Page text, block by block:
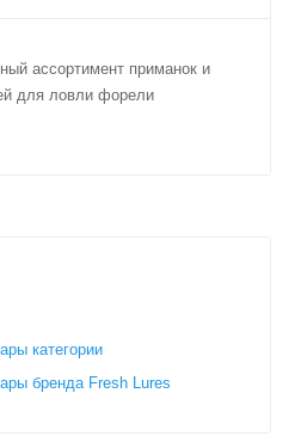
ассортимент приманок и
для ловли форели
категории
бренда Fresh Lures